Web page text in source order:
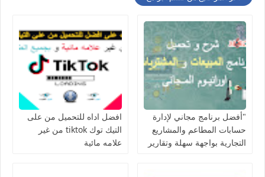
"أفضل برنامج مجاني لإدارة
حسابات المطاعم والمشاريع
التجارية بواجهة سهلة وتقارير
افضل اداه للتحميل من على
التيك توك tiktok من غير
علامه مائية